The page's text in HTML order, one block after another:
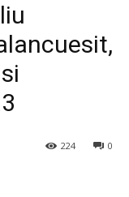
0
224